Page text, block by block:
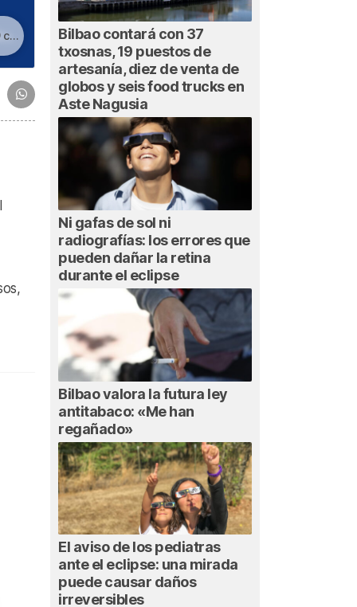
Bilbao contará con 37
txosnas, 19 puestos de
artesanía, diez de venta de
globos y seis food trucks en
Aste Nagusia
Ni gafas de sol ni
radiografías: los errores que
pueden dañar la retina
durante el eclipse
Bilbao valora la futura ley
antitabaco: «Me han
regañado»
El aviso de los pediatras
ante el eclipse: una mirada
puede causar daños
irreversibles